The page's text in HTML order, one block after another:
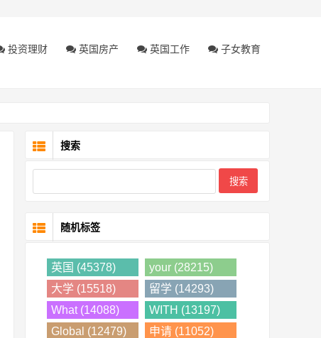
投资理财 英国房产 英国工作 子女教育
搜索
随机标签
英国 (45378)
your (28215)
大学 (15518)
留学 (14293)
What (14088)
WITH (13197)
Global (12479)
申请 (11052)